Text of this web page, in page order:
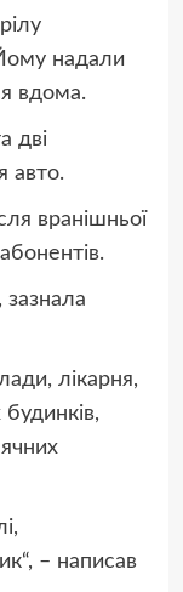
надали
вдома.
дві
авто.
вранішньої
зазнала
лікарня,
“, – написав